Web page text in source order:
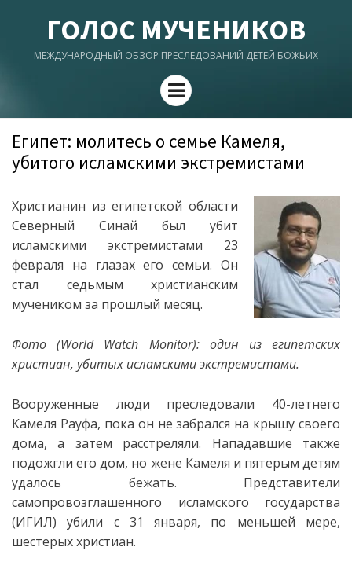
ГОЛОС МУЧЕНИКОВ
МЕЖДУНАРОДНЫЙ ОБЗОР ПРЕСЛЕДОВАНИЙ ДЕТЕЙ БОЖЬИХ
Menu
Египет: молитесь о семье Камеля,
убитого исламскими экстремистами
Христианин из египетской области
Северный Синай был убит
исламскими экстремистами 23
февраля на глазах его семьи. Он
стал седьмым христианским
мучеником за прошлый месяц.
Фото (World Watch Monitor): один из египетских
христиан, убитых исламскими экстремистами.
Вооруженные люди преследовали 40-летнего
Камеля Рауфа, пока он не забрался на крышу своего
дома, а затем расстреляли. Нападавшие также
подожгли его дом, но жене Камеля и пятерым детям
удалось бежать. Представители
самопровозглашенного исламского государства
(ИГИЛ) убили с 31 января, по меньшей мере,
шестерых христиан.